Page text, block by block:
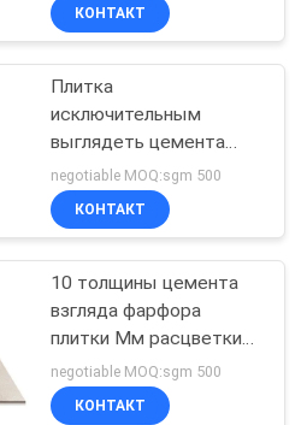
29
ковра
19
КОНТАКТ
Плитка
исключительным
выглядеть цемента
керамическая/фарфор
способный к
возрождению кроют
negotiable MOQ:sgm 500
КОНТАКТ
10 толщины цемента
взгляда фарфора
плитки Мм расцветки
желтого цвета
случайной
negotiable MOQ:sgm 500
КОНТАКТ